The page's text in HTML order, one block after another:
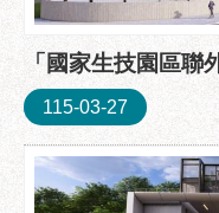
路
挖
掘
資
訊
聯
合
「國家生技園區聯
115-03-27